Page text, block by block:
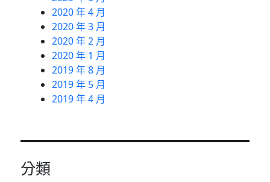
2020 年 4 月
2020 年 3 月
2020 年 2 月
2020 年 1 月
2019 年 8 月
2019 年 5 月
2019 年 4 月
分類